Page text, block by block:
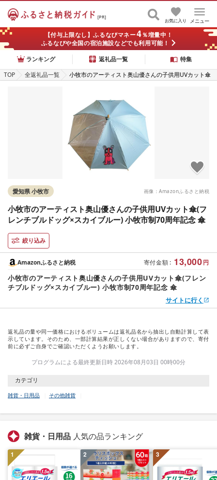
[PR]
メニュー
お気に入り
【付与上限なし】ふるなびマネー4％増量中！
ふるなびや全国の宿泊施設などでも利用可能！
ランキング
返礼品一覧
特集
TOP
全返礼品一覧
小牧市のアーティスト奥山優さんの子供用UVカット傘
画像：Amazonふるさと納税
愛知県 小牧市
小牧市のアーティスト奥山優さんの子供用UVカット傘(フ
レンチブルドッグ×スカイブルー) 小牧市制70周年記念 傘
絞り込み
寄付金額 : 13,000円
Amazonふるさと納税
小牧市のアーティスト奥山優さんの子供用UVカット傘(フレン
チブルドッグ×スカイブルー) 小牧市制70周年記念 傘
サイトに行く
返礼品の量や同一価格におけるボリュームは返礼品名から抽出し自動計算して表
示しています。そのため、一部計算結果が正しくない場合がありますので、寄付
前に必ずご自身でご確認いただくようお願いします。
プログラムによる最終更新日時 2026年08月03日 00時00分
カテゴリ
雑貨・日用品 その他雑貨
雑貨・日用品 人気の品ランキング
1 2 3